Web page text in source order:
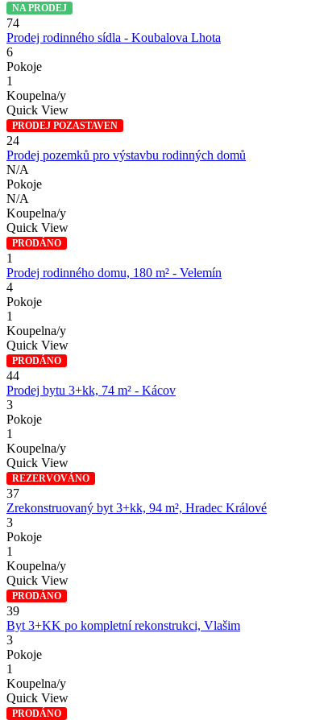
NA PRODEJ
74
Prodej rodinného sídla - Koubalova Lhota
6
Pokoje
1
Koupelna/y
Quick View
PRODEJ POZASTAVEN
24
Prodej pozemků pro výstavbu rodinných domů
N/A
Pokoje
N/A
Koupelna/y
Quick View
PRODÁNO
1
Prodej rodinného domu, 180 m² - Velemín
4
Pokoje
1
Koupelna/y
Quick View
PRODÁNO
44
Prodej bytu 3+kk, 74 m² - Kácov
3
Pokoje
1
Koupelna/y
Quick View
REZERVOVÁNO
37
Zrekonstruovaný byt 3+kk, 94 m², Hradec Králové
3
Pokoje
1
Koupelna/y
Quick View
PRODÁNO
39
Byt 3+KK po kompletní rekonstrukci, Vlašim
3
Pokoje
1
Koupelna/y
Quick View
PRODÁNO